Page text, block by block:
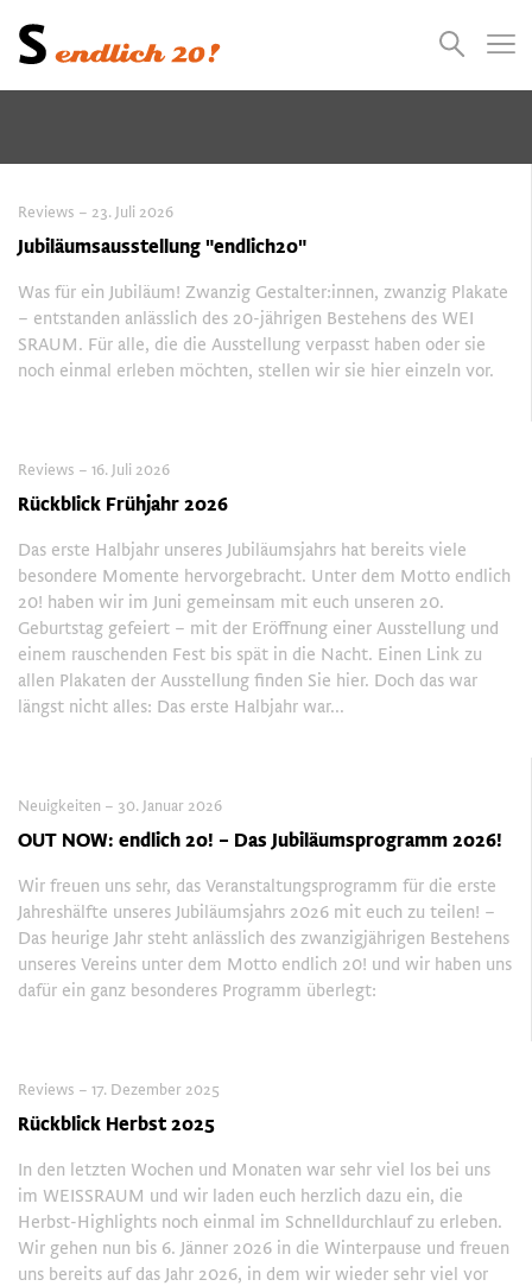
Presse Suchen
Reviews – 23. Juli 2026
Jubiläumsausstellung "endlich20"
Was für ein Jubiläum! Zwanzig Gestalter:innen, zwanzig Plakate
– entstanden anlässlich des 20-jährigen Bestehens des WEI
SRAUM. Für alle, die die Ausstellung verpasst haben oder sie
noch einmal erleben möchten, stellen wir sie hier einzeln vor.
Reviews – 16. Juli 2026
Rückblick Frühjahr 2026
Das erste Halbjahr unseres Jubiläumsjahrs hat bereits viele
besondere Momente hervorgebracht. Unter dem Motto endlich
20! haben wir im Juni gemeinsam mit euch unseren 20.
Geburtstag gefeiert – mit der Eröffnung einer Ausstellung und
einem rauschenden Fest bis spät in die Nacht. Einen Link zu
allen Plakaten der Ausstellung finden Sie hier. Doch das war
längst nicht alles: Das erste Halbjahr war...
Neuigkeiten – 30. Januar 2026
OUT NOW: endlich 20! – Das Jubiläumsprogramm 2026!
Wir freuen uns sehr, das Veranstaltungsprogramm für die erste
Jahreshälfte unseres Jubiläumsjahrs 2026 mit euch zu teilen! –
Das heurige Jahr steht anlässlich des zwanzigjährigen Bestehens
unseres Vereins unter dem Motto endlich 20! und wir haben uns
dafür ein ganz besonderes Programm überlegt:
Reviews – 17. Dezember 2025
Rückblick Herbst 2025
In den letzten Wochen und Monaten war sehr viel los bei uns
im WEISSRAUM und wir laden euch herzlich dazu ein, die
Herbst-Highlights noch einmal im Schnelldurchlauf zu erleben.
Wir gehen nun bis 6. Jänner 2026 in die Winterpause und freuen
uns bereits auf das Jahr 2026, in dem wir wieder sehr viel vor